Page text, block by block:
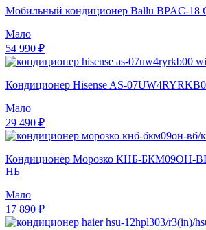
Мобильный кондиционер Ballu BPAC-18
Мало
54 990 ₽
Кондиционер Hisense AS-
Мало
29 490 ₽
Кондиционер Морозко КНБ-
НБ
Мало
17 890 ₽